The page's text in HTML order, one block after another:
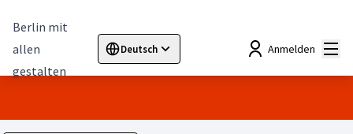
Berlin mit
allen
gestalten
Deutsch
Sprache wählen Choose languageElegir el idioma
Anmelden